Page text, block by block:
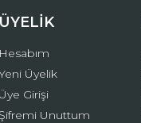
ÜYELİK
Hesabım
Üyelik
Üye Girişi
Şifremi Unuttum